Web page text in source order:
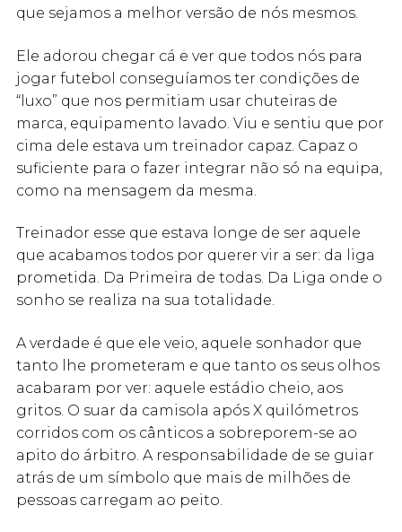
que sejamos a melhor versão de nós mesmos.
Ele adorou chegar cá e ver que todos nós para
jogar futebol conseguíamos ter condições de
“luxo” que nos permitiam usar chuteiras de
marca, equipamento lavado. Viu e sentiu que por
cima dele estava um treinador capaz. Capaz o
suficiente para o fazer integrar não só na equipa,
como na mensagem da mesma.
Treinador esse que estava longe de ser aquele
que acabamos todos por querer vir a ser: da liga
prometida. Da Primeira de todas. Da Liga onde o
sonho se realiza na sua totalidade.
A verdade é que ele veio, aquele sonhador que
tanto lhe prometeram e que tanto os seus olhos
acabaram por ver: aquele estádio cheio, aos
gritos. O suar da camisola após X quilómetros
corridos com os cânticos a sobreporem-se ao
apito do árbitro. A responsabilidade de se guiar
atrás de um símbolo que mais de milhões de
pessoas carregam ao peito.